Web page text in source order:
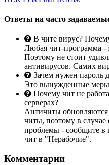
Ответы на часто
В чите вирус?
Любая чит-программа -
Поэтому не стоит
антивирусов. Самих
Зачем нужен пароль
Это вынужденные меры,
Почему чит не
серверах?
Античиты
читы, поэтому в
проблемы - сообщите в
чит в "Нерабочие".
Комментарии